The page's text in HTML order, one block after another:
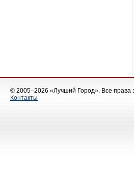
© 2005–2026 «Лучший Город». Все
Контакты